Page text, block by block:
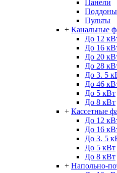
Панели
Поддоны
Пульты
+ Канальные
До 12
До 16
До 20
До 28
До 3. 5
До 46
До 5 кВт
До 8 кВт
+ Кассетные
До 12
До 16
До 3. 5
До 5 кВт
До 8 кВт
+ Напольно-